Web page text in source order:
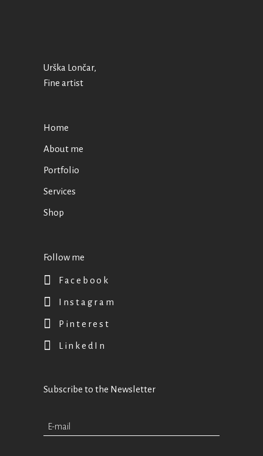
Urška Lončar,
Fine artist
Home
About me
Portfolio
Services
Shop
Follow me
Facebook
Instagram
Pinterest
LinkedIn
Subscribe to the Newsletter